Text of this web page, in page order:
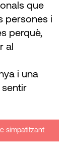
que
persones i
perquè,
al
i una
sentir
simpatitzant